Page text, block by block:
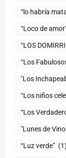
“lo habría
“Loco de
“Los
"Los
“Los niños
“Los
"Lunes de
“Luz verde” (1)